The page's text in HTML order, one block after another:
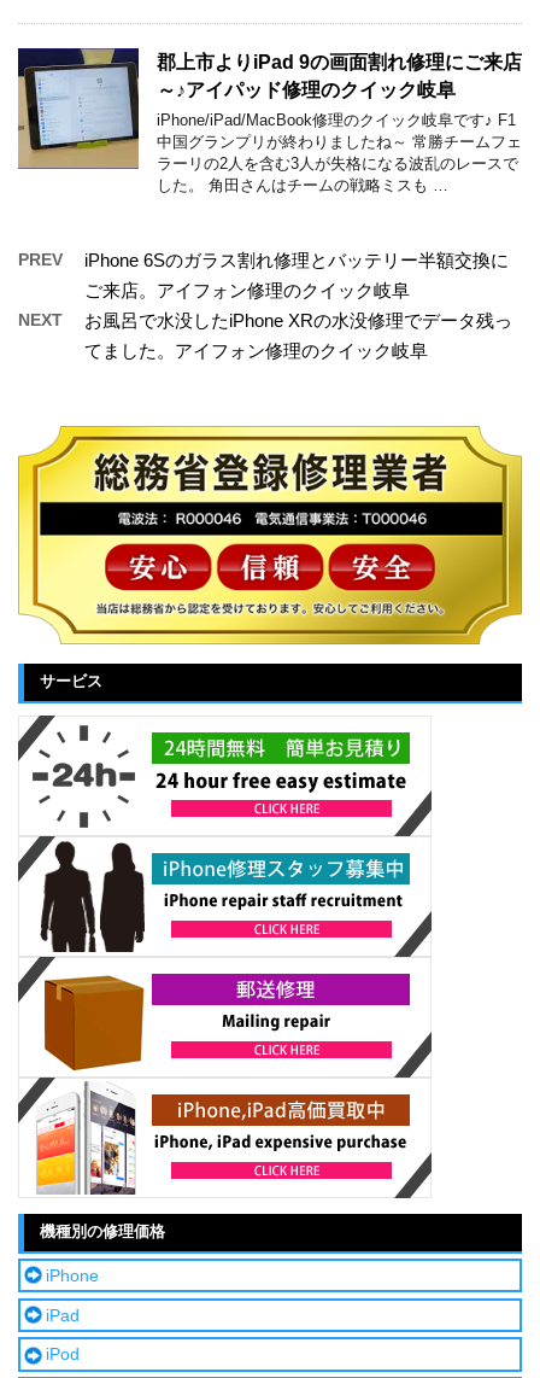
郡上市よりiPad 9の画面割れ修理にご来店
～♪アイパッド修理のクイック岐阜
iPhone/iPad/MacBook修理のクイック岐阜です♪ F1
中国グランプリが終わりましたね～ 常勝チームフェ
ラーリの2人を含む3人が失格になる波乱のレースで
した。 角田さんはチームの戦略ミスも …
PREV
iPhone 6Sのガラス割れ修理とバッテリー半額交換に
ご来店。アイフォン修理のクイック岐阜
NEXT
お風呂で水没したiPhone XRの水没修理でデータ残っ
てました。アイフォン修理のクイック岐阜
サービス
機種別の修理価格
iPhone
iPad
iPod